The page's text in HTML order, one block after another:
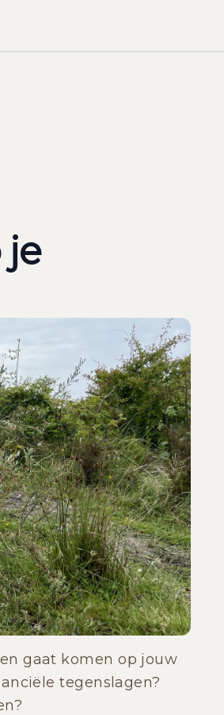
je
gaat komen op jouw
tegenslagen?